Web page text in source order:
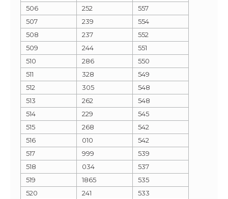
506
252
557
507
239
554
508
237
552
509
244
551
510
286
550
511
328
549
512
305
548
513
262
548
514
229
545
515
268
542
516
010
542
517
999
539
518
034
537
519
1865
535
520
241
533